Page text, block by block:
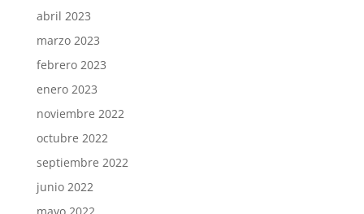
abril 2023
marzo 2023
febrero 2023
enero 2023
noviembre 2022
octubre 2022
septiembre 2022
junio 2022